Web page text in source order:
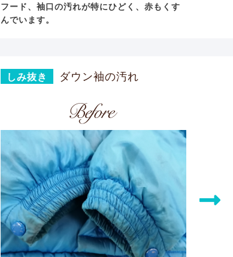
フード、袖口の汚れが特にひどく、赤もくす
んでいます。
しみ抜き ダウン袖の汚れ